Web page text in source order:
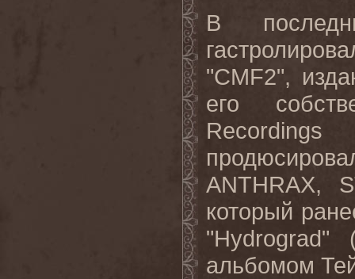
В
"CMF2",
его
ANTHRAX,
который
альбомом